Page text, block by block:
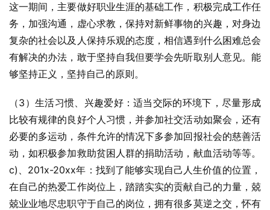
这一期间，主要做好职业生涯的基础工作，积极完成工作任
务，加强沟通，虚心求教，保持对新鲜事物的兴趣，对身边
复杂的社会以及人保持乐观的态度，相信遇到什么困难总会
有解决的办法，敢于坚持自我但要学会先听取别人意见。能
够坚持正义，坚持自己的原则。
（3）生活习惯、兴趣爱好：适当交际的环境下，尽量形成
比较有规律的良好个人习惯，并参加社交活动如聚会，还有
必要的多运动，条件允许的情况下多参加回报社会的慈善活
动，如积极参加救助贫困人群的捐助活动，献血活动等等。
c)、201x-20xx年：找到了能够实现自己人生价值的位置，
在自己的热爱工作岗位上，踏踏实实的贡献自己的力量，兢
兢业业地尽忠职守于自己的岗位，拥有很多莫逆之交，怀有